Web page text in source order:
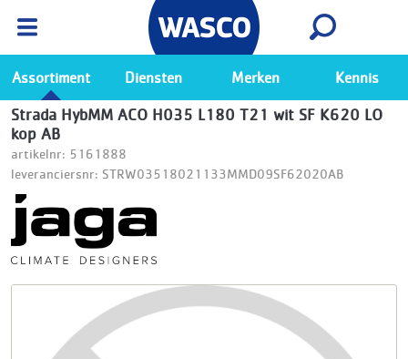
Ga naar de Wasco app
Bekijk
Assortiment Diensten Merken Kennis
Strada HybMM ACO H035 L180 T21 wit SF K620 LO
kop AB
artikelnr: 5161888
leveranciersnr: STRW03518021133MMD09SF62020AB